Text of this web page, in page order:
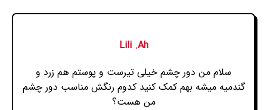
Lili .Ah
سلام من دور چشم خیلی تیرست و پوستم هم زرد و
گندمیه میشه بهم کمک کنید کدوم رنگش مناسب دور چشم
من هست؟